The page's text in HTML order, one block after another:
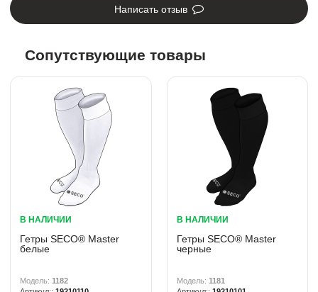
Написать отзыв
Сопутствующие товары
В НАЛИЧИИ
Гетры SECO® Master
белые
1182
В НАЛИЧИИ
Гетры SECO® Master
черные
1181